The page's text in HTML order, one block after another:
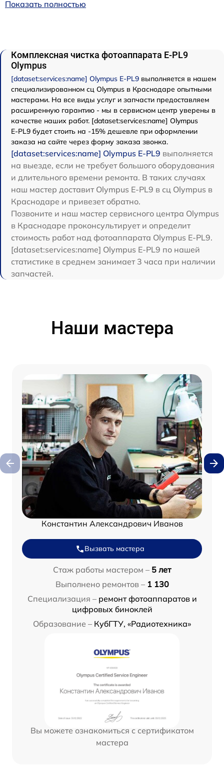
Показать полностью
Комплексная чистка фотоаппарата E‑PL9
Olympus
[dataset:services:name] Olympus E‑PL9 выполняется в нашем
специализированном сц Olympus в Краснодаре опытными
мастерами. На все виды услуг и запчасти предоставляем
расширенную гарантию - мы в сервисном центр уверены в
качестве наших работ. [dataset:services:name] Olympus
E‑PL9 будет стоить на -15% дешевле при оформлении
заказа на сайте через форму заказа звонка.
[dataset:services:name] Olympus E‑PL9 выполняется
на выезде, если не требует большого оборудования
и длительного времени ремонта. В таких случаях
наш мастер доставит Olympus E‑PL9 в сц Olympus в
Краснодаре и привезет обратно.
Позвоните и наш мастер сервисного центра Olympus
в Краснодаре проконсультирует и определит
стоимость работ над фотоаппарата Olympus E‑PL9.
[dataset:services:name] Olympus E‑PL9 по нашей
статистике в среднем занимает 3 часа при наличии
запчастей.
Наши мастера
Константин Александрович Иванов
Вызвать мастера
Стаж работы мастером – 5 лет
Выполнено ремонтов – 1 130
Специализация – ремонт фотоаппаратов и
цифровых биноклей
Образование – КубГТУ, «Радиотехника»
Вы можете ознакомиться с сертификатом
мастера